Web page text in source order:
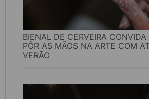
BIENAL DE CERVEIRA
PÔR AS MÃOS NA ARTE COM
VERÃO